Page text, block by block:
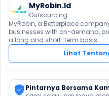
MyRobin.Id
Outsourcing
MyRobin, a Betterplace
businesses with on-demand,
a long and short-term basis.
Lihat
Pintarnya Bersama